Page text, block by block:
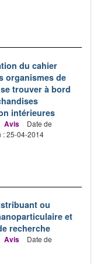
du cahier
organismes de
trouver à bord
intérieures
Avis
Date de
: 25-04-2014
ou
et
recherche
Avis
Date de